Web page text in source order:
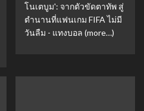
โนเตบูม': จากตัวขัดตาทัพ สู่
ตำนานที่แฟนเกม FIFA ไม่มี
วันลืม - แทงบอล (more…)